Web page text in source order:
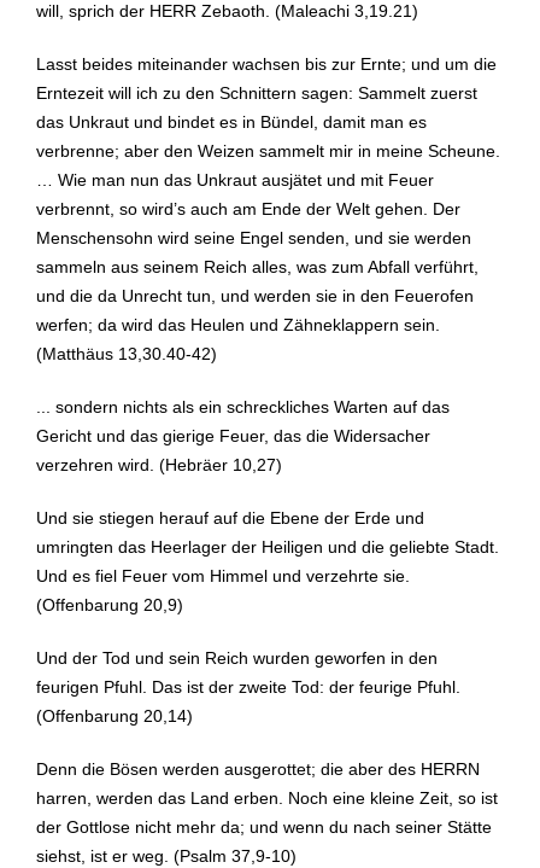
will, sprich der HERR Zebaoth. (Maleachi 3,19.21)
Lasst beides miteinander wachsen bis zur Ernte; und um die
Erntezeit will ich zu den Schnittern sagen: Sammelt zuerst
das Unkraut und bindet es in Bündel, damit man es
verbrenne; aber den Weizen sammelt mir in meine Scheune.
… Wie man nun das Unkraut ausjätet und mit Feuer
verbrennt, so wird’s auch am Ende der Welt gehen. Der
Menschensohn wird seine Engel senden, und sie werden
sammeln aus seinem Reich alles, was zum Abfall verführt,
und die da Unrecht tun, und werden sie in den Feuerofen
werfen; da wird das Heulen und Zähneklappern sein.
(Matthäus 13,30.40-42)
... sondern nichts als ein schreckliches Warten auf das
Gericht und das gierige Feuer, das die Widersacher
verzehren wird. (Hebräer 10,27)
Und sie stiegen herauf auf die Ebene der Erde und
umringten das Heerlager der Heiligen und die geliebte Stadt.
Und es fiel Feuer vom Himmel und verzehrte sie.
(Offenbarung 20,9)
Und der Tod und sein Reich wurden geworfen in den
feurigen Pfuhl. Das ist der zweite Tod: der feurige Pfuhl.
(Offenbarung 20,14)
Denn die Bösen werden ausgerottet; die aber des HERRN
harren, werden das Land erben. Noch eine kleine Zeit, so ist
der Gottlose nicht mehr da; und wenn du nach seiner Stätte
siehst, ist er weg. (Psalm 37,9-10)